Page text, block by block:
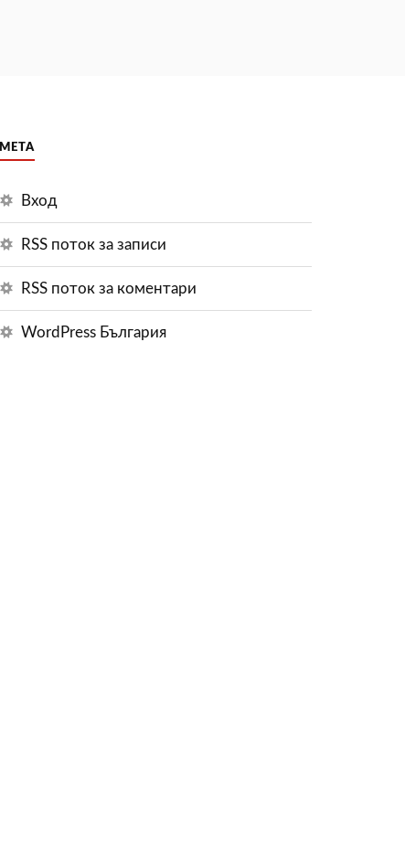
МЕТА
Вход
RSS поток за записи
RSS поток за коментари
WordPress България